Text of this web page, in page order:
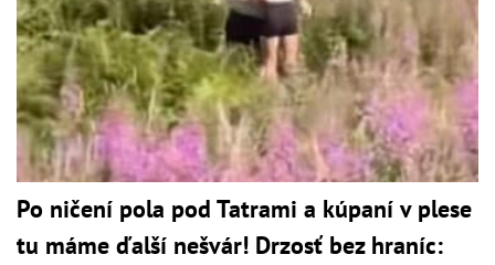
Po ničení pola pod Tatrami a kúpaní v plese
tu máme ďalší nešvár! Drzosť bez hraníc: